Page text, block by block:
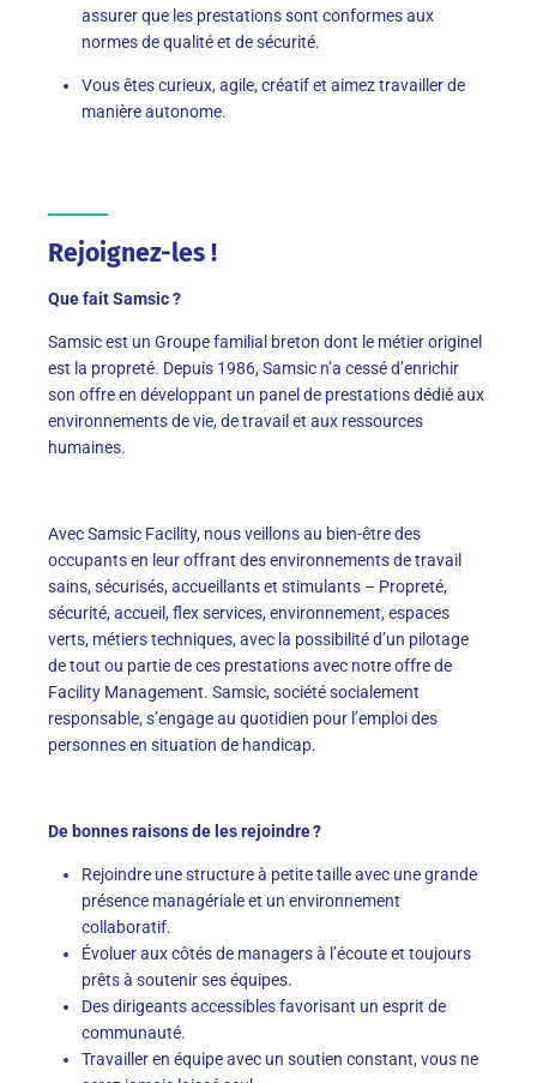
assurer que les prestations sont conformes aux
normes de qualité et de sécurité.
Vous êtes curieux, agile, créatif et aimez travailler de
manière autonome.
Rejoignez-les !
Que fait Samsic ?
Samsic est un Groupe familial breton dont le métier originel
est la propreté. Depuis 1986, Samsic n’a cessé d’enrichir
son offre en développant un panel de prestations dédié aux
environnements de vie, de travail et aux ressources
humaines.
Avec Samsic Facility, nous veillons au bien-être des
occupants en leur offrant des environnements de travail
sains, sécurisés, accueillants et stimulants – Propreté,
sécurité, accueil, flex services, environnement, espaces
verts, métiers techniques, avec la possibilité d’un pilotage
de tout ou partie de ces prestations avec notre offre de
Facility Management. Samsic, société socialement
responsable, s’engage au quotidien pour l’emploi des
personnes en situation de handicap.
De bonnes raisons de les rejoindre ?
Rejoindre une structure à petite taille avec une grande
présence managériale et un environnement
collaboratif.
Évoluer aux côtés de managers à l’écoute et toujours
prêts à soutenir ses équipes.
Des dirigeants accessibles favorisant un esprit de
communauté.
Travailler en équipe avec un soutien constant, vous ne